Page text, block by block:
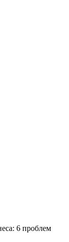
6 проблем